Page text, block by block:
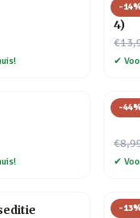
-14
4)
Nu
✔
-44
Nu
✔
-13